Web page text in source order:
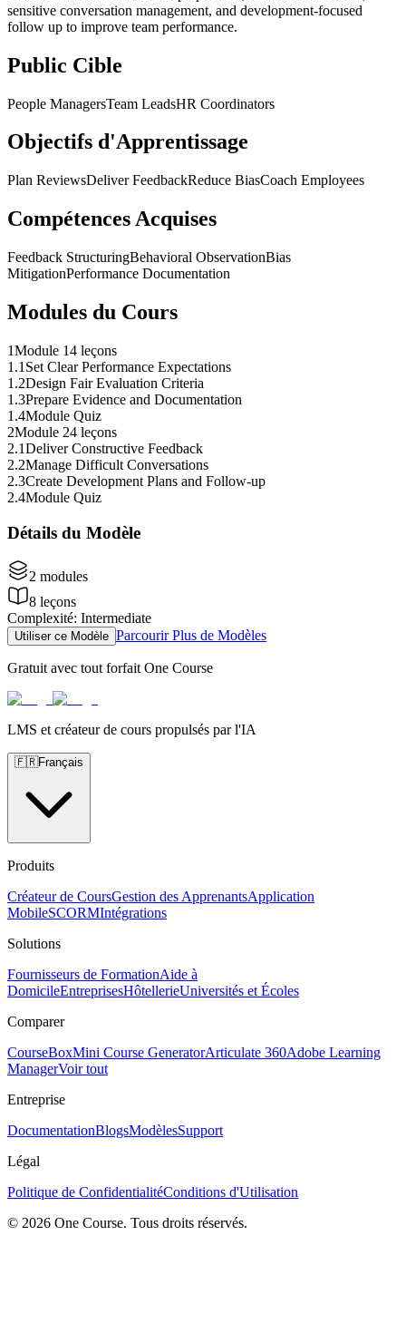
sensitive conversation management, and development-focused
follow up to improve team performance.
Public Cible
People ManagersTeam LeadsHR Coordinators
Objectifs d'Apprentissage
Plan ReviewsDeliver FeedbackReduce BiasCoach Employees
Compétences Acquises
Feedback StructuringBehavioral ObservationBias
MitigationPerformance Documentation
Modules du Cours
1Module 14 leçons
1 .1 Set Clear Performance Expectations
1 .2Design Fair Evaluation Criteria
1 .3Prepare Evidence and Documentation
1 .4Module Quiz
2Module 24 leçons
2.1Deliver Constructive Feedback
2.2Manage Difficult Conversations
2.3Create Development Plans and Follow-up
2.4Module Quiz
Détails du Modèle
2 modules
8 leçons
Complexité: Intermediate
Utiliser ce Modèle Parcourir Plus de Modèles
Gratuit avec tout forfait One Course
LMS et créateur de cours propulsés par l'IA
🇫🇷Français
Produits
Créateur de CoursGestion des ApprenantsApplication
MobileSCORMIntégrations
Solutions
Fournisseurs de FormationAide à
DomicileEntreprisesHôtellerieUniversités et Écoles
Comparer
CourseBoxMini Course GeneratorArticulate 360Adobe Learning
ManagerVoir tout
Entreprise
DocumentationBlogsModèlesSupport
Légal
Politique de ConfidentialitéConditions d'Utilisation
© 2026 One Course. Tous droits réservés.